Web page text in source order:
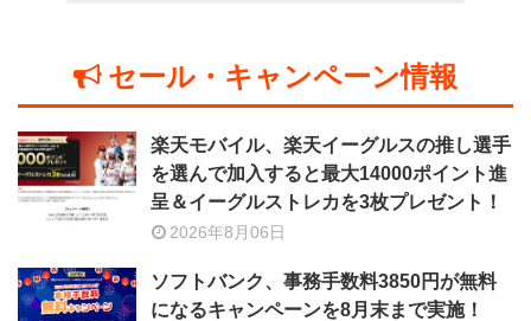
セール・キャンペーン情報
楽天モバイル、楽天イーグルスの推し選手
を選んで加入すると最大14000ポイント進
呈＆イーグルストレカを3枚プレゼント！
2026年8月06日
ソフトバンク、事務手数料3850円が無料
になるキャンペーンを8月末まで実施！